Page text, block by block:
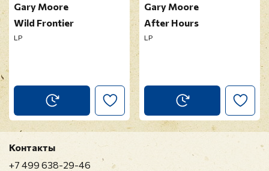
Gary Moore
Wild Frontier
LP
Gary Moore
After Hours
LP
Контакты
+7 499 638-29-46